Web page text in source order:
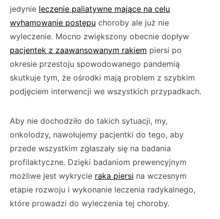
jedynie leczenie paliatywne mające na celu
wyhamowanie postępu choroby ale już nie
wyleczenie. Mocno zwiększony obecnie dopływ
pacjentek z zaawansowanym rakiem piersi po
okresie przestoju spowodowanego pandemią
skutkuje tym, że ośrodki mają problem z szybkim
podjęciem interwencji we wszystkich przypadkach.
Aby nie dochodziło do takich sytuacji, my,
onkolodzy, nawołujemy pacjentki do tego, aby
przede wszystkim zgłaszały się na badania
profilaktyczne. Dzięki badaniom prewencyjnym
możliwe jest wykrycie raka piersi na wczesnym
etapie rozwoju i wykonanie leczenia radykalnego,
które prowadzi do wyleczenia tej choroby.